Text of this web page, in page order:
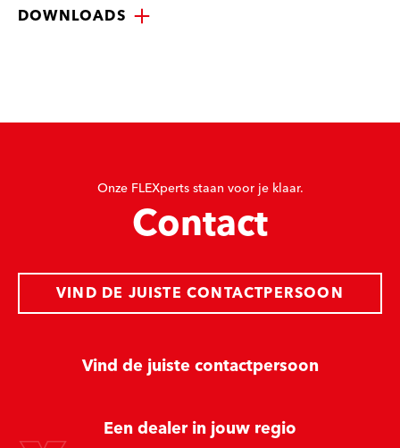
DOWNLOADS
Onze FLEXperts staan voor je klaar.
Contact
Vind de juiste contactpersoon
VIND DE JUISTE CONTACTPERSOON
Een dealer in jouw regio